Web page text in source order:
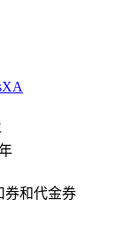
券和代金券